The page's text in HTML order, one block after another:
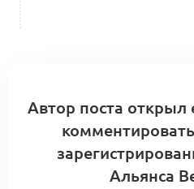
Автор поста открыл
Альянса